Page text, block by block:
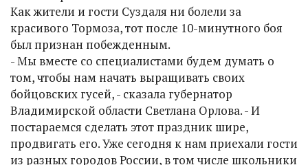
Как жители и гости Суздаля ни болели за
красивого Тормоза, тот после 10-минутного боя
был признан побежденным.
- Мы вместе со специалистами будем думать о
том, чтобы нам начать выращивать своих
бойцовских гусей, - сказала губернатор
Владимирской области Светлана Орлова. - И
постараемся сделать этот праздник шире,
продвигать его. Уже сегодня к нам приехали гости
из разных городов России, в том числе школьники